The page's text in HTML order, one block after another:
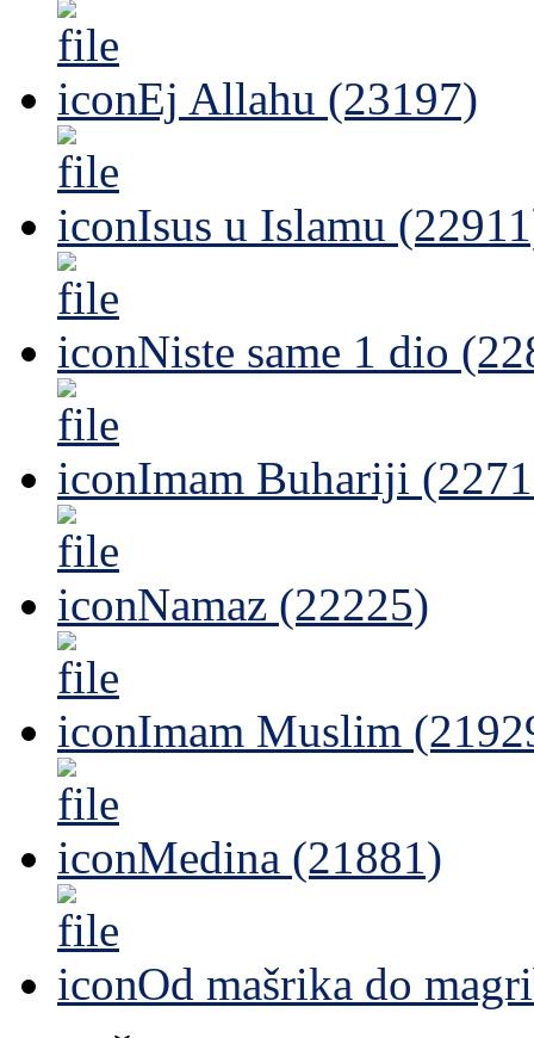
Ej Allahu (23197)
Isus u Islamu
Niste same 1 dio
Imam Buhariji
Namaz (22225)
Imam Muslim
Medina (21881)
Od mašrika do